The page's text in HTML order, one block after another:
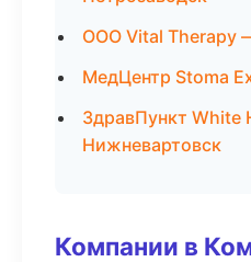
ООО Vital Therapy
МедЦентр Stoma
ЗдравПункт White
Нижневартовск
Компании в